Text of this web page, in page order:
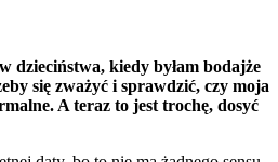
dzieciństwa, kiedy byłam bodajże
się zważyć i sprawdzić, czy moja
A teraz to jest trochę, dosyć